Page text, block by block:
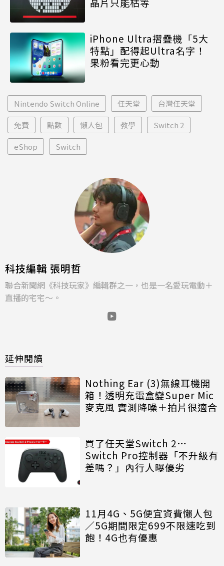
iPhone Ultra摺疊機「5大
特點」配得起Ultra名字！
果粉看完更心動
Nintendo Switch Online 任天堂 台灣任天堂
免費 點數 懶人包 教學 Switch 2
eShop Switch
科技編輯 張明哲
聯合新聞網《科技玩家》編輯群之一，也是一名愛玩電動＋
直播的宅宅～。
延伸閱讀
Nothing Ear (3)無線耳機開
箱！透明充電盒變Super Mic
麥克風 實測降噪＋拍片很適合
買了任天堂Switch 2…
Switch Pro控制器「不升級有
差嗎？」內行人曝優劣
11月4G、5G便宜資費懶人包
／5G期間限定699不限速吃到
飽！4G也有優惠